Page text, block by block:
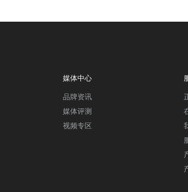
媒体中心
品牌资讯
媒体评测
视频专区